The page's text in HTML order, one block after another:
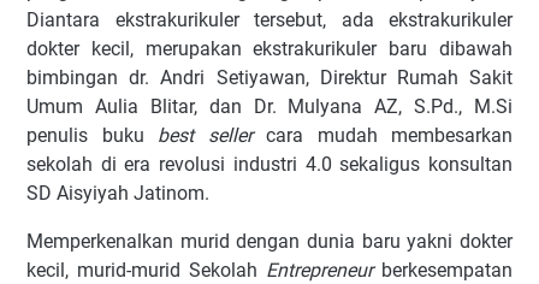
Diantara ekstrakurikuler tersebut, ada ekstrakurikuler
dokter kecil, merupakan ekstrakurikuler baru dibawah
bimbingan dr. Andri Setiyawan, Direktur Rumah Sakit
Umum Aulia Blitar, dan Dr. Mulyana AZ, S.Pd., M.Si
penulis buku best sellercara mudah membesarkan
sekolah di era revolusi industri 4.0 sekaligus konsultan
SD Aisyiyah Jatinom.
Memperkenalkan murid dengan dunia baru yakni dokter
kecil, murid-murid Sekolah Entrepreneur berkesempatan